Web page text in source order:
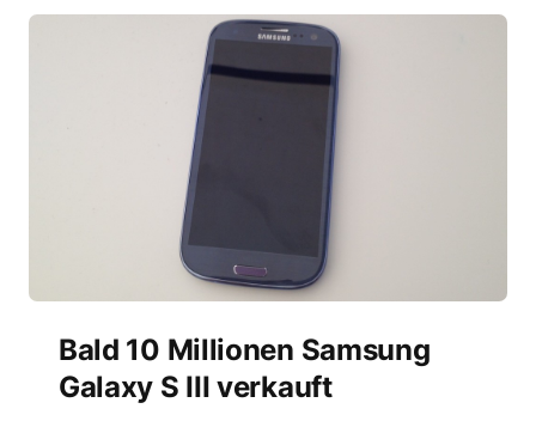
Bald 10 Millionen Samsung
Galaxy S III verkauft